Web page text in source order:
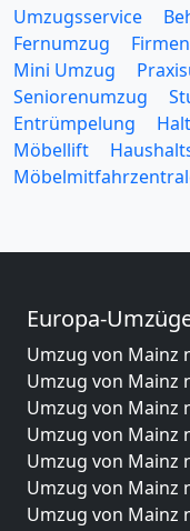
Umzugsservice
Fernumzug
Mini Umzug
Seniorenumzug
Entrümpelung
Möbellift
Europa-
Umzug von Mainz
Umzug von Mainz
Umzug von Mainz
Umzug von Mainz
Umzug von Mainz
Umzug von Mainz
Umzug von Mainz